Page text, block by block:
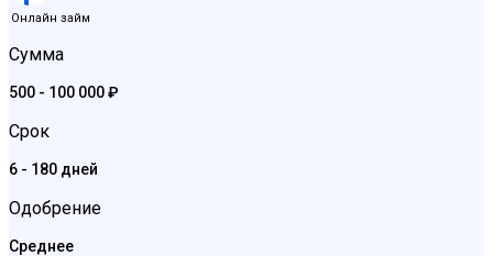
Онлайн займ
Сумма
500 - 100 000 ₽
Срок
6 - 180 дней
Одобрение
Среднее